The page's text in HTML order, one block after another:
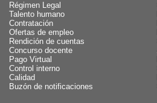
Régimen Legal
Talento humano
Contratación
Ofertas de empleo
Rendición de cuentas
Concurso docente
Pago Virtual
Control interno
Calidad
Buzón de notificaciones